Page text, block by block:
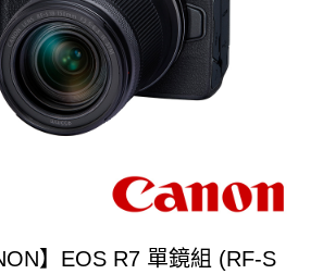
】EOS R7 單鏡組 (RF-S